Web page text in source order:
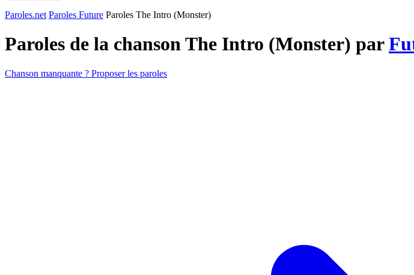
Paroles.net Paroles Future Paroles The Intro (Monster)
Paroles de la chanson The Intro (Monster) par
Chanson manquante ? Proposer les paroles